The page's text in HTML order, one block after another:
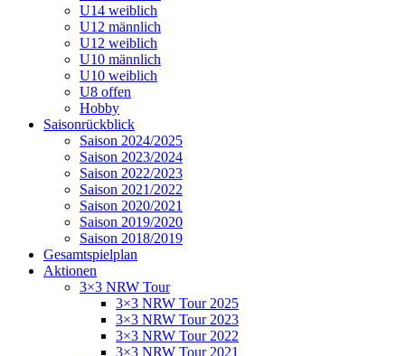
U14 weiblich
U12 männlich
U12 weiblich
U10 männlich
U10 weiblich
U8 offen
Hobby
Saisonrückblick
Saison 2024/2025
Saison 2023/2024
Saison 2022/2023
Saison 2021/2022
Saison 2020/2021
Saison 2019/2020
Saison 2018/2019
Gesamtspielplan
Aktionen
3×3 NRW Tour
3×3 NRW Tour 2025
3×3 NRW Tour 2023
3×3 NRW Tour 2022
3×3 NRW Tour 2021